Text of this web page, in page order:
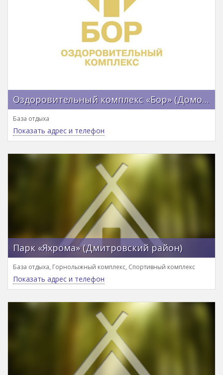
Оздоровительный комплекс «Бор» (Домодедово)
База отдыха
Показать адрес и телефон
Парк «Яхрома» (Дмитровский район)
База отдыха, Горнолыжный комплекс, Спортивный комплекс
Показать адрес и телефон